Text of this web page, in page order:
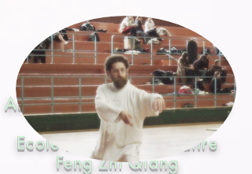
Association de TaijiQuan de
style Chen
Ecole Hunyuan de Maître
Feng Zhi Qiang